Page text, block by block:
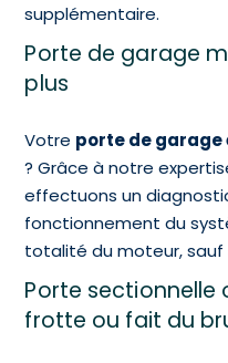
supplémentaire.
Porte de garage
plus
Votre porte de garage
? Grâce à notre
effectuons un
fonctionnement du
totalité du moteur, sauf
Porte sectionnelle
frotte ou fait du